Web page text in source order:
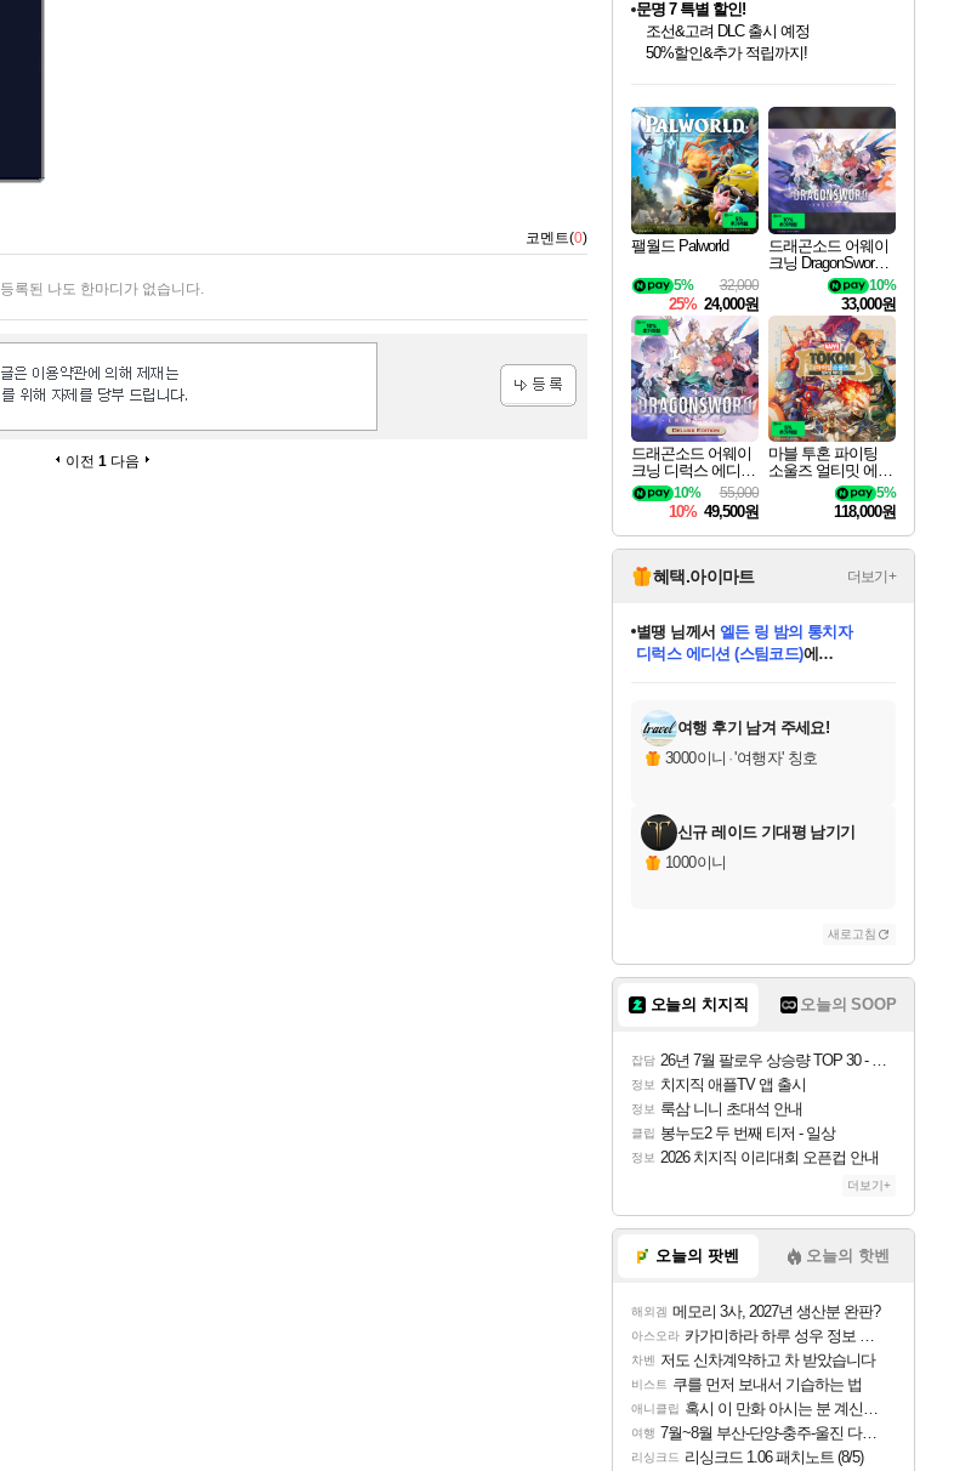
코멘트(0)
등록된 나도 한마디가 없습니다.
이전 1 다음
최대 90% 할인가를 만나보세요!
네이버혜택과 함께 만나보세요!
마블 투혼 파이팅 소울즈 정식출시!
마블 히어로 총 출동&화려한 격투!
네이버 포인트 혜택까지!
이니&베니 혜택까지!
네이버 혜택가와 함께 예약하세요!
할인&네이버혜택으로 만나보세요!
네이버페이 혜택과 만나보세요!
40주년 프로모션으로 만나보세요!
할인가에 만나보세요!
일부 에디션 상시 할인!
혜택으로 예약 판매 중
편안하게 충전하세요
팰월드 Palworld
32,000
5%
25% 24,000원
드래곤소드 어웨이
크닝 DragonSword A
10%
33,000원
드래곤소드 어웨이
크닝 디럭스 에디션
DragonSword Awake
ning Deluxe Edition
55,000
10%
10% 49,500원
마블 투혼 파이팅
소울즈 얼티밋 에디
션 MARVEL Tokon
Fighting Souls Ultima
5%
118,000원
혜택.아이마트 더보기+
교환.
당첨되셨습니다.
니코 님께서 (본편포함) 데이브 더
다이버 인 더 정글 번들 (스팀코드)
당첨되셨습니다.
당첨되셨습니다.
당첨되셨습니다.
당첨되셨습니다.
당첨되셨습니다.
에디션 (스팀코드) 를 교환.
당첨되셨습니다.
여행 후기 남겨 주세요!
3000이니 ·'여행자' 칭호
신규 레이드 기대평 남기기
1000이니
새로고침
오늘의 치지직 오늘의 SOOP
잡담 26년 7월 팔로우 상승량 TOP 30 - 월간 치지직
정보 치지직 애플TV 앱 출시
정보 룩삼 니니 초대석 안내
클립 봉누도2 두 번째 티저 - 일상
정보 2026 치지직 이리대회 오픈컵 안내
더보기+
오늘의 팟벤 오늘의 핫벤
해외겜 메모리 3사, 2027년 생산분 완판?
아스오라 카가미하라 하루 성우 정보 및 주요 필모
차벤 저도 신차계약하고 차 받았습니다
비스트 쿠를 먼저 보내서 기습하는 법
애니클립 혹시 이 만화 아시는 분 계신가요
여행 7월~8월 부산-단양-충주-울진 다녀왔어요~
리싱크드 리싱크드 1.06 패치노트 (8/5)